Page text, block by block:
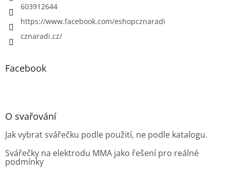
603912644
https://www.facebook.com/eshopcznaradi
cznaradi.cz/
Facebook
O svařování
Jak vybrat svářečku podle použití, ne podle katalogu.
Svářečky na elektrodu MMA jako řešení pro reálné
podmínky